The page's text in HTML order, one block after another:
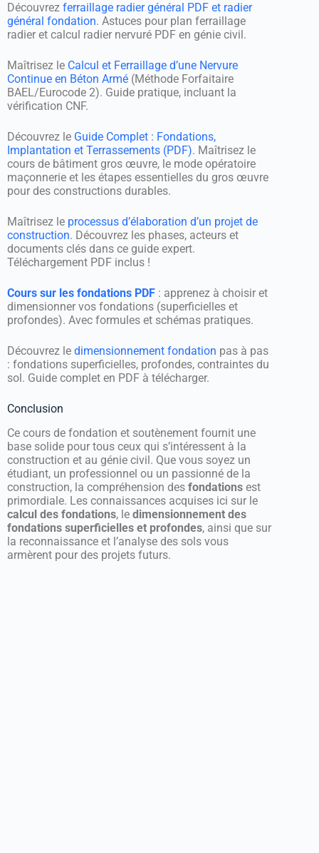
Découvrez ferraillage radier général PDF et radier
général fondation. Astuces pour plan ferraillage
radier et calcul radier nervuré PDF en génie civil.
Maîtrisez le Calcul et Ferraillage d’une Nervure
Continue en Béton Armé (Méthode Forfaitaire
BAEL/Eurocode 2). Guide pratique, incluant la
vérification CNF.
Découvrez le Guide Complet : Fondations,
Implantation et Terrassements (PDF). Maîtrisez le
cours de bâtiment gros œuvre, le mode opératoire
maçonnerie et les étapes essentielles du gros œuvre
pour des constructions durables.
Maîtrisez le processus d’élaboration d’un projet de
construction. Découvrez les phases, acteurs et
documents clés dans ce guide expert.
Téléchargement PDF inclus !
Cours sur les fondations PDF : apprenez à choisir et
dimensionner vos fondations (superficielles et
profondes). Avec formules et schémas pratiques.
Découvrez le dimensionnement fondation pas à pas
: fondations superficielles, profondes, contraintes du
sol. Guide complet en PDF à télécharger.
Conclusion
Ce cours de fondation et soutènement fournit une
base solide pour tous ceux qui s’intéressent à la
construction et au génie civil. Que vous soyez un
étudiant, un professionnel ou un passionné de la
construction, la compréhension des fondations est
primordiale. Les connaissances acquises ici sur le
calcul des fondations, le dimensionnement des
fondations superficielles et profondes, ainsi que sur
la reconnaissance et l’analyse des sols vous
armèrent pour des projets futurs.